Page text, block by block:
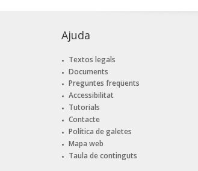
Ajuda
Textos legals
Documents
Preguntes freqüents
Accessibilitat
Tutorials
Contacte
Política de galetes
Mapa web
Taula de continguts